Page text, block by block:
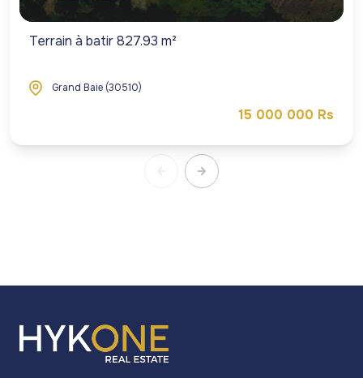
Terrain à batir 827.93 m²
Grand Baie (30510)
15 000 000 Rs